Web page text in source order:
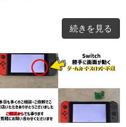
続きを見る